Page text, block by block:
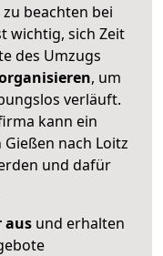
beachten bei
wichtig, sich Zeit
des Umzugs
, um
verläuft.
kann ein
nach Loitz
und dafür
ausund erhalten